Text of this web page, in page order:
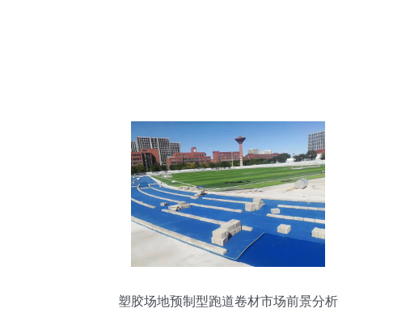
塑胶场地预制型跑道卷材市场前景分析